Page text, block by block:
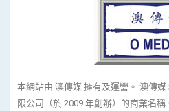
本網站由 澳傳媒 擁有及運營。 澳傳
限公司（於 2009 年創辦）的商業名稱